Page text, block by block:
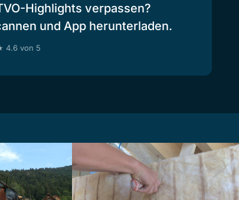
Highlights verpassen?
und App herunterladen.
4.6 von 5